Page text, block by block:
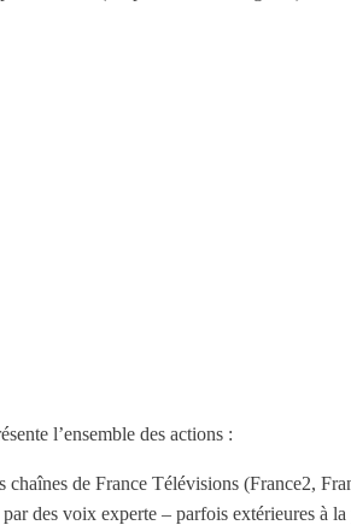
l’ensemble des actions :
de France Télévisions (France2,
des voix experte – parfois extérieures à